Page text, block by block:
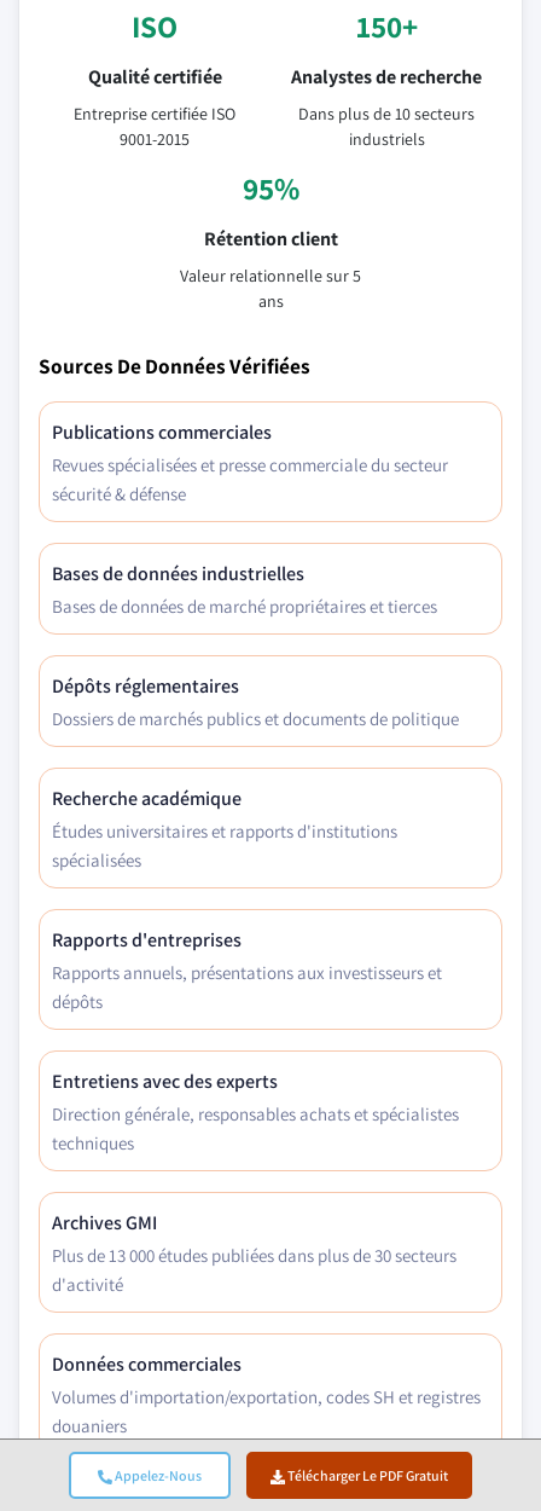
Appelez-Nous Télécharger Le PDF Gratuit
ISO
Qualité certifiée
Entreprise certifiée ISO
9001-2015
150+
Analystes de recherche
Dans plus de 10 secteurs
industriels
95%
Rétention client
Valeur relationnelle sur 5
ans
Sources De Données Vérifiées
Publications commerciales
Revues spécialisées et presse commerciale du secteur
sécurité & défense
Bases de données industrielles
Bases de données de marché propriétaires et tierces
Dépôts réglementaires
Dossiers de marchés publics et documents de politique
Recherche académique
Études universitaires et rapports d'institutions
spécialisées
Rapports d'entreprises
Rapports annuels, présentations aux investisseurs et
dépôts
Entretiens avec des experts
Direction générale, responsables achats et spécialistes
techniques
Archives GMI
Plus de 13 000 études publiées dans plus de 30 secteurs
d'activité
Données commerciales
Volumes d'importation/exportation, codes SH et registres
douaniers